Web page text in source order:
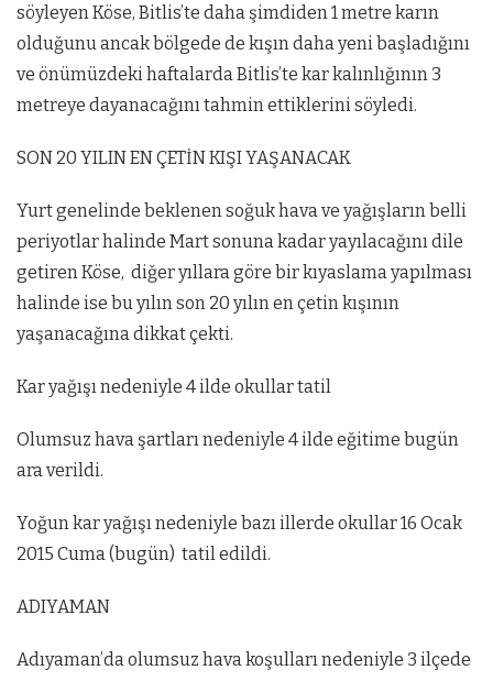
söyleyen Köse, Bitlis’te daha şimdiden 1 metre karın
olduğunu ancak bölgede de kışın daha yeni başladığını
ve önümüzdeki haftalarda Bitlis’te kar kalınlığının 3
metreye dayanacağını tahmin ettiklerini söyledi.
SON 20 YILIN EN ÇETİN KIŞI YAŞANACAK
Yurt genelinde beklenen soğuk hava ve yağışların belli
periyotlar halinde Mart sonuna kadar yayılacağını dile
getiren Köse, diğer yıllara göre bir kıyaslama yapılması
halinde ise bu yılın son 20 yılın en çetin kışının
yaşanacağına dikkat çekti.
Kar yağışı nedeniyle 4 ilde okullar tatil
Olumsuz hava şartları nedeniyle 4 ilde eğitime bugün
ara verildi.
Yoğun kar yağışı nedeniyle bazı illerde okullar 16 Ocak
2015 Cuma (bugün) tatil edildi.
ADIYAMAN
Adıyaman’da olumsuz hava koşulları nedeniyle 3 ilçede